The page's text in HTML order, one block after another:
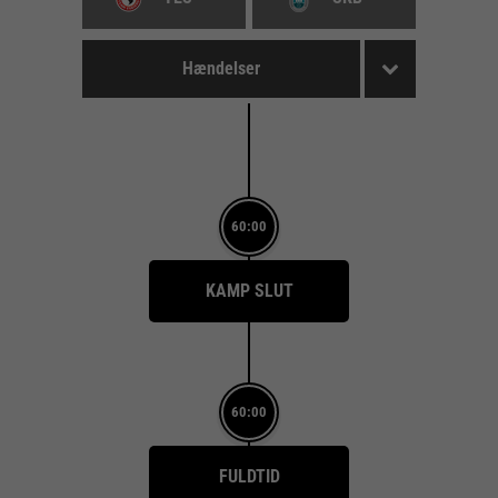
Hændelser
60:00
KAMP SLUT
60:00
FULDTID